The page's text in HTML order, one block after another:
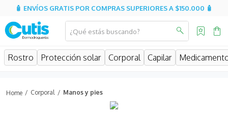
🧴 ENVÍOS GRATIS POR COMPRAS SUPERIORES A $150.000 🧴
¿Qué estás buscando?
Rostro Protección solar Corporal Capilar
Corporal Manos y pies
MÁS BUSCADOS